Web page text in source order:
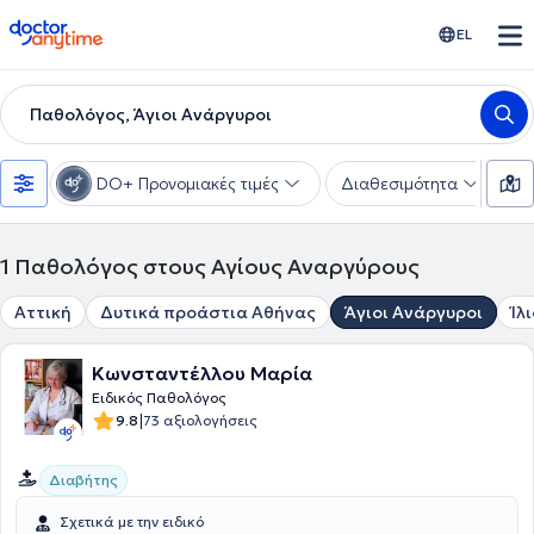
doctoranytime EL
Παθολόγος, Άγιοι Ανάργυροι
DO+ Προνομιακές τιμές Διαθεσιμότητα
1 Παθολόγος στους Αγίους Αναργύρους
Αττική Δυτικά προάστια Αθήνας Άγιοι Ανάργυροι
Κωνσταντέλλου Μαρία
Ειδικός Παθολόγος
9.8|73 αξιολογήσεις
Διαβήτης
Σχετικά με την ειδικό